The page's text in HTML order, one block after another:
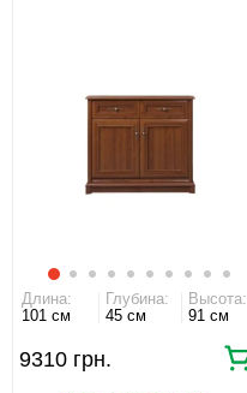
Длина:
101 см
Глубина:
45 см
Высота:
91 см
9310 грн.